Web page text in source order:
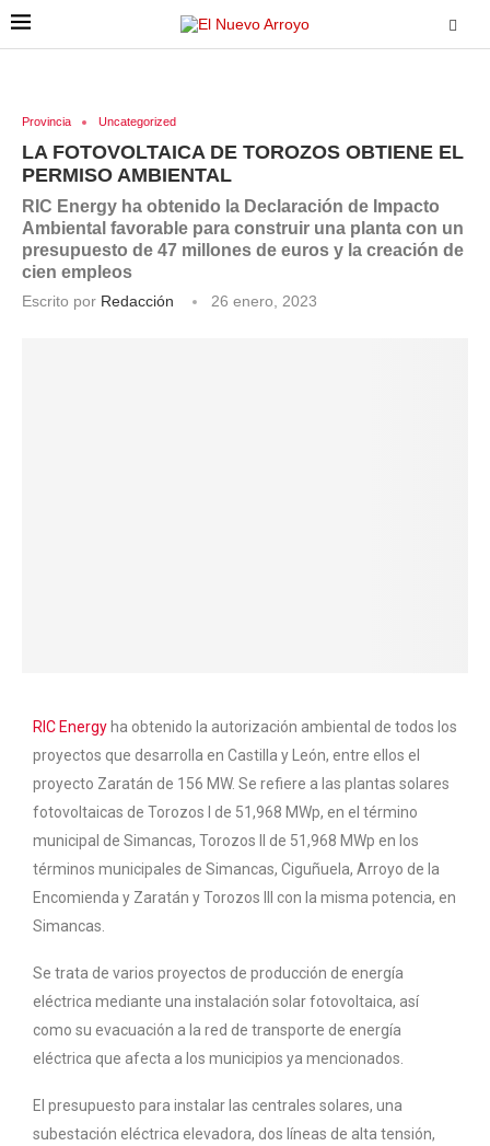
Provincia Uncategorized
LA FOTOVOLTAICA DE TOROZOS OBTIENE EL
PERMISO AMBIENTAL
RIC Energy ha obtenido la Declaración de Impacto
Ambiental favorable para construir una planta con un
presupuesto de 47 millones de euros y la creación de
cien empleos
Escrito por Redacción 26 enero, 2023
RIC Energy ha obtenido la autorización ambiental de todos los
proyectos que desarrolla en Castilla y León, entre ellos el
proyecto Zaratán de 156 MW. Se refiere a las plantas solares
fotovoltaicas de Torozos I de 51,968 MWp, en el término
municipal de Simancas, Torozos II de 51,968 MWp en los
términos municipales de Simancas, Ciguñuela, Arroyo de la
Encomienda y Zaratán y Torozos III con la misma potencia, en
Simancas.
Se trata de varios proyectos de producción de energía
eléctrica mediante una instalación solar fotovoltaica, así
como su evacuación a la red de transporte de energía
eléctrica que afecta a los municipios ya mencionados.
El presupuesto para instalar las centrales solares, una
subestación eléctrica elevadora, dos líneas de alta tensión,